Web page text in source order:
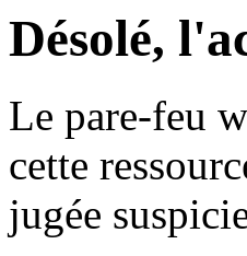
Désolé,
Le pare-feu
cette
jugée